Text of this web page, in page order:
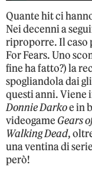
Quante hit ci
Nei decenni a
riproporre. Il caso
For Fears. Uno
fine ha fatto?) la
spogliandola dai
questi anni. Viene
Donnie Darkoe in
videogame Gears
Walking Dead,
una ventina di
però!